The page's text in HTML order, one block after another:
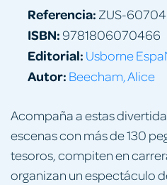
Acompaña a estas
escenas con más de 130
tesoros, compiten en
organizan un espectáculo
Referencia: ZUS-
ISBN:9781806070466
Editorial: Usborne
Autor: Beecham, Alice